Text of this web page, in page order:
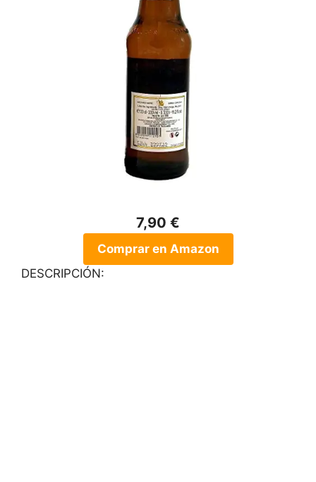
7,90 €
Comprar en Amazon
DESCRIPCIÓN: